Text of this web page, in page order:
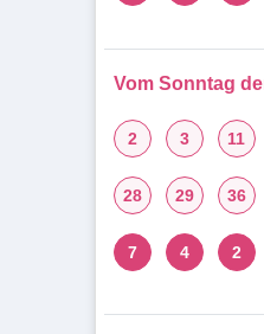
Vom Sonntag
2 3 11
28 29 36
7 4 2